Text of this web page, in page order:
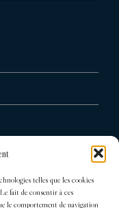
telles que les cookies
fait de consentir à ces
le comportement de navigation